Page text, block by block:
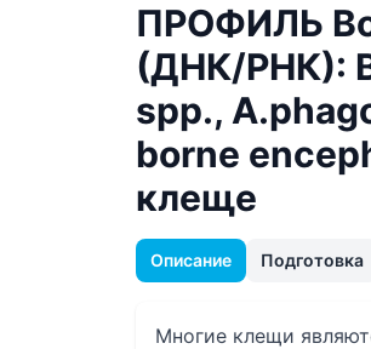
ПРОФИЛЬ
(ДНК/РНК):
spp.,
borne
клеще
Описание Подготовка
Многие клещи